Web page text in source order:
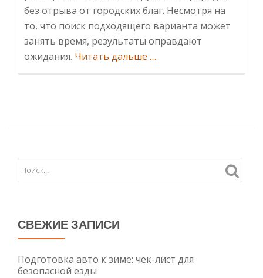
без отрыва от городских благ. Несмотря на
то, что поиск подходящего варианта может
занять время, результаты оправдают
ожидания. Читать дальше ИнформацияКвартиры
тишины,
и
…
СВЕЖИЕ ЗАПИСИ
Подготовка авто к зиме: чек-лист для
безопасной езды